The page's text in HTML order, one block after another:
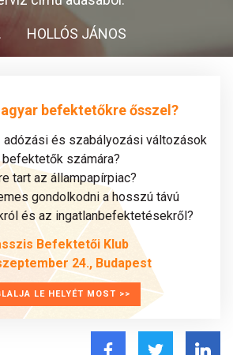
HOLLÓS JÁNOS
befektetőkre ősszel?
adózási és szabályozási változások
befektetők számára?
tart az állampapírpiac?
gondolkodni a hosszú távú
és az ingatlanbefektetésekről?
Befektetői Klub
24., Budapest
LE HELYÉT MOST >>